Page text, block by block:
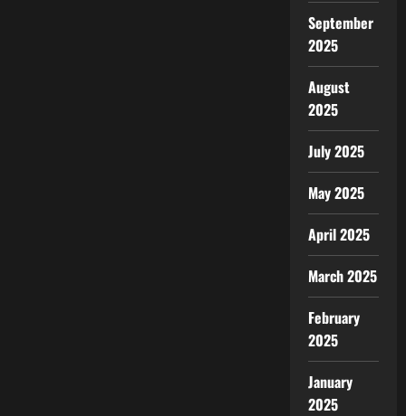
September
2025
August
2025
July 2025
May 2025
April 2025
March 2025
February
2025
January
2025